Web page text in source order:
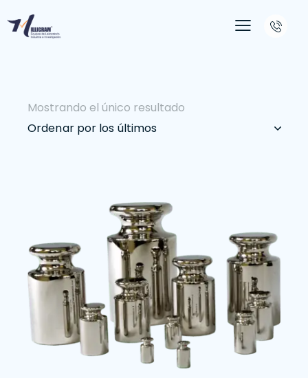
Mostrando el único resultado